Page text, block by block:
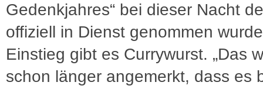
Gedenkjahres“ bei dieser Nacht
offiziell in Dienst genommen
Einstieg gibt es Currywurst. „Das
schon länger angemerkt, dass es